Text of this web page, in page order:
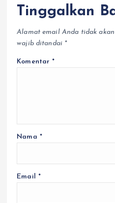
Tinggalkan
Alamat email Anda tidak
wajib ditandai *
Komentar*
Nama *
Email *